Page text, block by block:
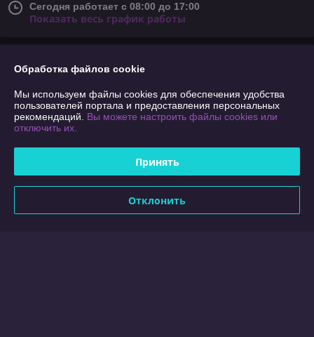
Сегодня работает с 08:00 до 17:00
Показать весь график работы
Отзывы о магазине
У компании пока нет отзывов, добавьте первый
О нас
Обработка файлов cookie
Мы используем файлы cookies для обеспечения удобства
пользователей портала и предоставления персональных
рекомендаций. Вы можете настроить файлы cookies или
отключить их.
Принять
Отклонить